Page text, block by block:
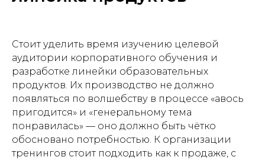
Стоит уделить время изучению целевой
аудитории корпоративного обучения и
разработке линейки образовательных
продуктов. Их производство не должно
появляться по волшебству в процессе «авось
пригодится» и «генеральному тема
понравилась» — оно должно быть чётко
обосновано потребностью. К организации
тренингов стоит подходить как к продаже, с